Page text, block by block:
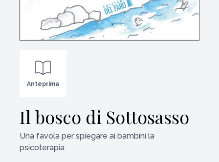
Anteprima
Il bosco di Sottosasso
Una favola per spiegare ai bambini la
psicoterapia